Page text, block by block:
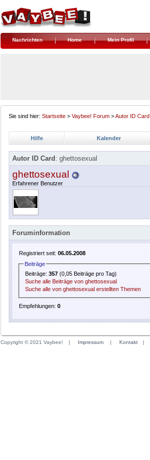
Nachrichten Home Mein Profil
Sie sind hier: Startseite > Vaybee! Forum >Autor ID Card
Hilfe Kalender
Autor ID Card : ghettosexual
ghettosexual
Erfahrener Benutzer
Foruminformation
Registriert seit: 06.05.2008
Beiträge
Beiträge:357 (0,05 Beiträge pro Tag)
Suche alle Beiträge von ghettosexual
Suche alle von ghettosexual erstellten Themen
Empfehlungen: 0
Copyright © 2021 Vaybee! | Impressum | Kontakt |